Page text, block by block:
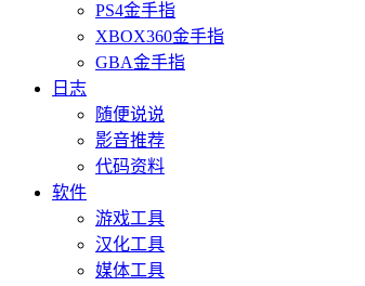
PS4金手指
XBOX360金手指
GBA金手指
日志
随便说说
影音推荐
代码资料
软件
游戏工具
汉化工具
媒体工具